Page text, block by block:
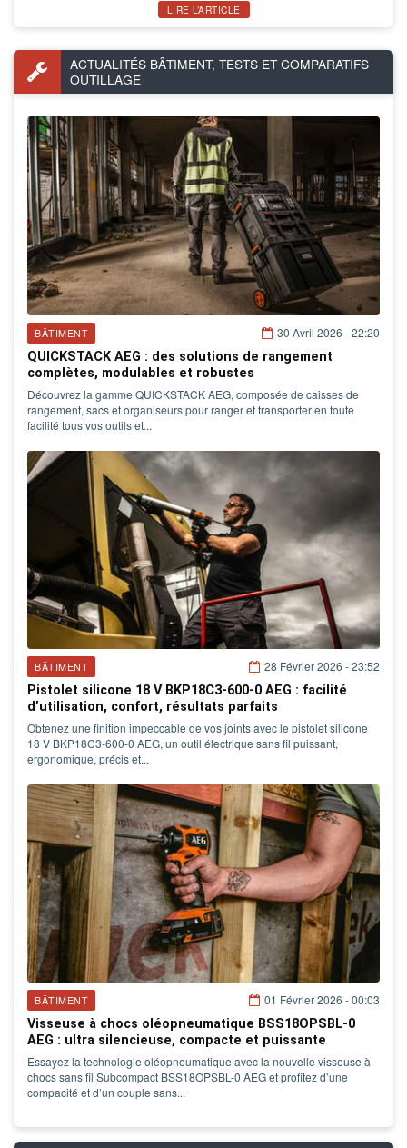
LIRE L’ARTICLE
ACTUALITÉS BÂTIMENT, TESTS ET COMPARATIFS
OUTILLAGE
BÂTIMENT
30 Avril 2026 - 22:20
QUICKSTACK AEG : des solutions de rangement
complètes, modulables et robustes
Découvrez la gamme QUICKSTACK AEG, composée de caisses de
rangement, sacs et organiseurs pour ranger et transporter en toute
facilité tous vos outils et...
BÂTIMENT
28 Février 2026 - 23:52
Pistolet silicone 18 V BKP18C3-600-0 AEG : facilité
d’utilisation, confort, résultats parfaits
Obtenez une finition impeccable de vos joints avec le pistolet silicone
18 V BKP18C3-600-0 AEG, un outil électrique sans fil puissant,
ergonomique, précis et...
BÂTIMENT
01 Février 2026 - 00:03
Visseuse à chocs oléopneumatique BSS18OPSBL-0
AEG : ultra silencieuse, compacte et puissante
Essayez la technologie oléopneumatique avec la nouvelle visseuse à
chocs sans fil Subcompact BSS18OPSBL-0 AEG et profitez d’une
compacité et d’un couple sans...